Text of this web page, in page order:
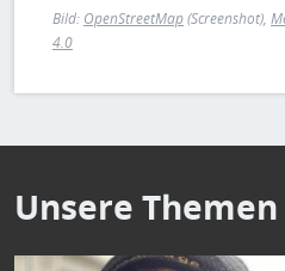
Bild: OpenStreetMap(Screenshot),
4.0
Unsere Themen
Bild